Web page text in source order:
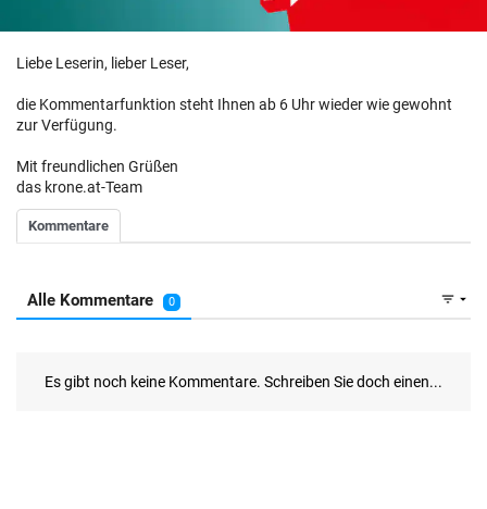
Liebe Leserin, lieber Leser,
die Kommentarfunktion steht Ihnen ab 6 Uhr wieder wie gewohnt
zur Verfügung.
Mit freundlichen Grüßen
das krone.at-Team